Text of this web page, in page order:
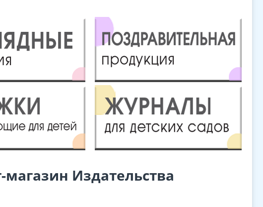
магазин Издательства